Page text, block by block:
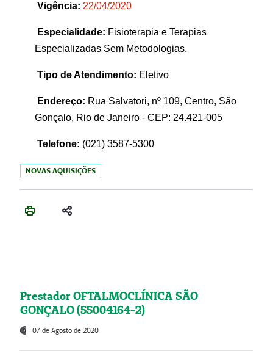
Vigência: 22/04/2020
Especialidade: Fisioterapia e Terapias
Especializadas Sem Metodologias.
Tipo de Atendimento: Eletivo
Endereço: Rua Salvatori, nº 109, Centro, São
Gonçalo, Rio de Janeiro - CEP: 24.421-005
Telefone: (021) 3587-5300
NOVAS AQUISIÇÕES
Prestador OFTALMOCLÍNICA SÃO
GONÇALO (55004164-2)
07 de Agosto de 2020